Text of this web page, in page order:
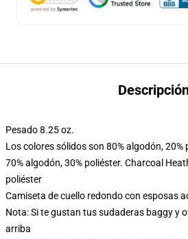
Pesado 8.25 oz.
Los colores sólidos son 80% algodón, 20%
70% algodón, 30% poliéster. Charcoal
poliéster
Camiseta de cuello redondo con esposas
Nota: Si te gustan tus sudaderas baggy y
arriba